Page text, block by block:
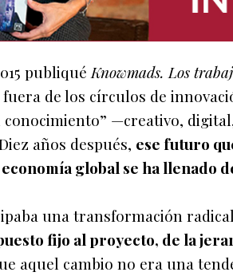
publiqué Knowmads. Los
fuera de los círculos de
conocimiento” —creativo,
años después, ese futuro
global se ha llenado
una transformación
fijo al proyecto, de la
aquel cambio no era una